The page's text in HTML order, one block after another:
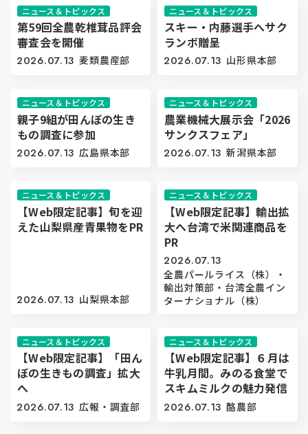
ニュース＆トピックス
第59回全農乾椎茸品評会
審査会を開催
2026.07.13 麦類農産部
ニュース＆トピックス
スキー・内藤選手へサク
ランボ贈呈
2026.07.13 山形県本部
ニュース＆トピックス
親子9組が田んぼの生き
もの調査に参加
2026.07.13 広島県本部
ニュース＆トピックス
農業機械大展示会「2026
サンクスフェア」
2026.07.13 新潟県本部
ニュース＆トピックス
【Web限定記事】旬を迎
えた山梨県産青果物をPR
2026.07.13 山梨県本部
ニュース＆トピックス
【Web限定記事】輸出拡
大へ台湾で米関連商品を
PR
2026.07.13
全農パールライス（株）・
輸出対策部・台湾全農イン
ターナショナル（株）
ニュース＆トピックス
【Web限定記事】「田ん
ぼの生きもの調査」拡大
へ
2026.07.13 広報・調査部
ニュース＆トピックス
【Web限定記事】６月は
牛乳月間。みのる食堂で
スキムミルクの魅力発信
2026.07.13 酪農部